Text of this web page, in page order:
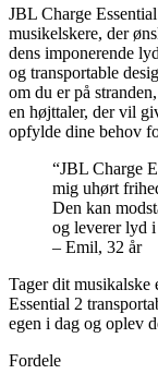
JBL Charge
musikelskere, der
dens imponerende
og transportable
om du er på
en højttaler, der vil
opfylde dine behov
“JBL Charge
mig uhørt
Den kan
og leverer lyd
– Emil, 32 år
Tager dit
Essential 2
egen i dag og oplev
Fordele